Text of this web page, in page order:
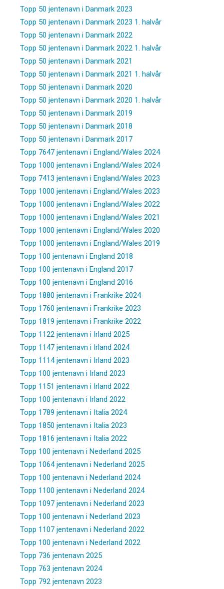
Topp 50 jentenavn i Danmark 2023
Topp 50 jentenavn i Danmark 2023 1. halvår
Topp 50 jentenavn i Danmark 2022
Topp 50 jentenavn i Danmark 2022 1. halvår
Topp 50 jentenavn i Danmark 2021
Topp 50 jentenavn i Danmark 2021 1. halvår
Topp 50 jentenavn i Danmark 2020
Topp 50 jentenavn i Danmark 2020 1. halvår
Topp 50 jentenavn i Danmark 2019
Topp 50 jentenavn i Danmark 2018
Topp 50 jentenavn i Danmark 2017
Topp 7647 jentenavn i England/Wales 2024
Topp 1000 jentenavn i England/Wales 2024
Topp 7413 jentenavn i England/Wales 2023
Topp 1000 jentenavn i England/Wales 2023
Topp 1000 jentenavn i England/Wales 2022
Topp 1000 jentenavn i England/Wales 2021
Topp 1000 jentenavn i England/Wales 2020
Topp 1000 jentenavn i England/Wales 2019
Topp 100 jentenavn i England 2018
Topp 100 jentenavn i England 2017
Topp 100 jentenavn i England 2016
Topp 1880 jentenavn i Frankrike 2024
Topp 1760 jentenavn i Frankrike 2023
Topp 1819 jentenavn i Frankrike 2022
Topp 1122 jentenavn i Irland 2025
Topp 1147 jentenavn i Irland 2024
Topp 1114 jentenavn i Irland 2023
Topp 100 jentenavn i Irland 2023
Topp 1151 jentenavn i Irland 2022
Topp 100 jentenavn i Irland 2022
Topp 1789 jentenavn i Italia 2024
Topp 1850 jentenavn i Italia 2023
Topp 1816 jentenavn i Italia 2022
Topp 100 jentenavn i Nederland 2025
Topp 1064 jentenavn i Nederland 2025
Topp 100 jentenavn i Nederland 2024
Topp 1100 jentenavn i Nederland 2024
Topp 1097 jentenavn i Nederland 2023
Topp 100 jentenavn i Nederland 2023
Topp 1107 jentenavn i Nederland 2022
Topp 100 jentenavn i Nederland 2022
Topp 736 jentenavn 2025
Topp 763 jentenavn 2024
Topp 792 jentenavn 2023